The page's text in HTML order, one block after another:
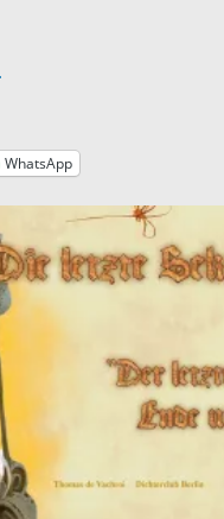
WhatsApp